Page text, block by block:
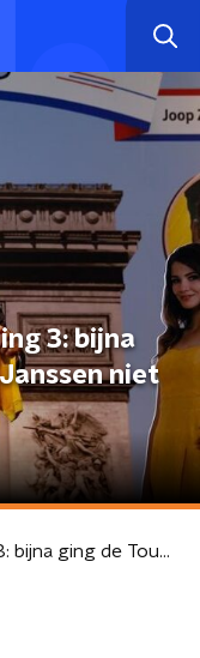
3: bijna
niet
'Wat Jan kan', aflevering 3: bijna ging de Tour van Jan Janssen niet door